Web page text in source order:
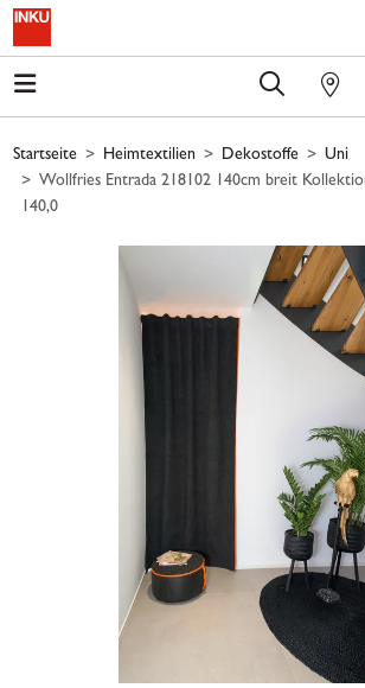
Springe zu Hauptinhalt
Startseite Heimtextilien Dekostoffe
Uni
Wollfries Entrada 218102 140cm breit
140,0